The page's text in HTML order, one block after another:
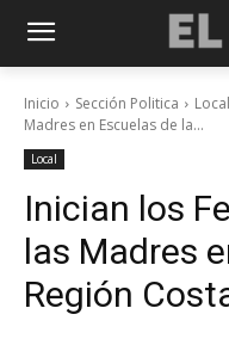
Inicio Sección Politica Local
Madres en Escuelas de la...
Local
Inician los
las Madres
Región